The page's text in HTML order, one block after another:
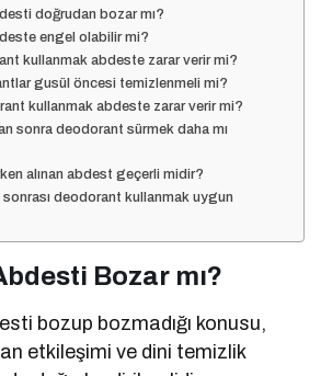
doğrudan bozar mı?
engel olabilir mi?
kullanmak abdeste zarar verir mi?
gusül öncesi temizlenmeli mi?
kullanmak abdeste zarar verir mi?
sonra deodorant sürmek daha mı
alınan abdest geçerli midir?
deodorant kullanmak uygun
Bozar mı?
bozup bozmadığı konusu,
etkileşimi ve dini temizlik